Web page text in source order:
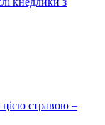
стравою –